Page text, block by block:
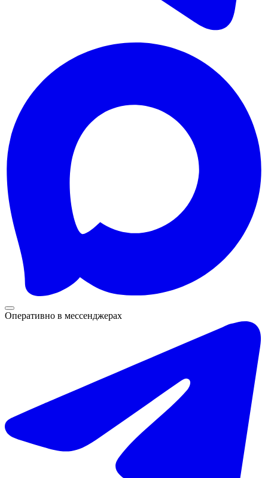
Оперативно в мессенджерах